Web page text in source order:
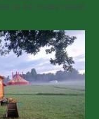
oftmals noch